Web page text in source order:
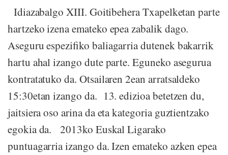
Idiazabalgo XIII. Goitibehera Txapelketan parte
hartzeko izena emateko epea zabalik dago.
Aseguru espezifiko baliagarria dutenek bakarrik
hartu ahal izango dute parte. Eguneko asegurua
kontratatuko da. Otsailaren 2ean arratsaldeko
15:30etan izango da. 13. edizioa betetzen du,
jaitsiera oso arina da eta kategoria guztientzako
egokia da. 2013ko Euskal Ligarako
puntuagarria izango da. Izen emateko azken epea